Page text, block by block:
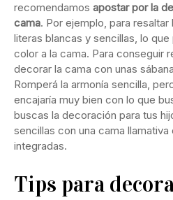
recomendamos apostar por la
cama. Por ejemplo, para
literas blancas y sencillas, lo
color a la cama. Para conseguir
decorar la cama con unas
Romperá la armonía sencilla,
encajaría muy bien con lo que
buscas la decoración para tus
sencillas con una cama llamativa
integradas.
Tips para